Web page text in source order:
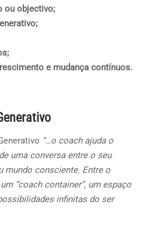
ou objectivo;
e mudança contínuos.
“…o coach ajuda o
uma conversa entre o seu
mundo consciente. Entre o
“coach container”, um espaço
infinitas do ser